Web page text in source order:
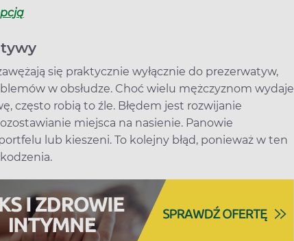
się praktycznie wyłącznie do prezerwatyw,
w obsłudze. Choć wielu mężczyznom wydaje
często robią to źle. Błędem jest rozwijanie
miejsca na nasienie. Panowie
lub kieszeni. To kolejny błąd, ponieważ w ten